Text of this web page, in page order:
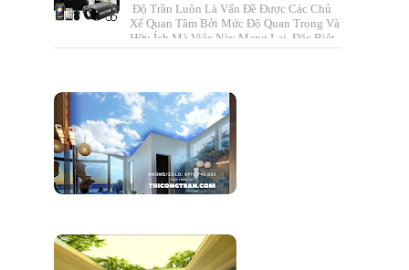
Độ Trần Luôn Là Vấn Đề Được Các Chủ
Xế Quan Tâm Bởi Mức Độ Quan Trọng Và
Hữu Ích Mà Việc Này Mang Lại. Đặc Biệt,
Với Những Chiếc Xe Đẹp, Đẳ...